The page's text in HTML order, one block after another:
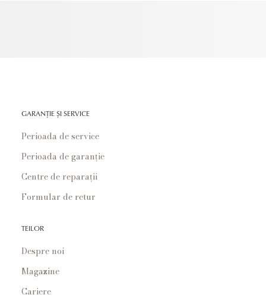
GARANȚIE ȘI SERVICE
Perioada de service
Perioada de garanție
Centre de reparații
Formular de retur
TEILOR
Despre noi
Magazine
Cariere